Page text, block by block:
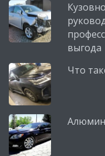
выгода
Что